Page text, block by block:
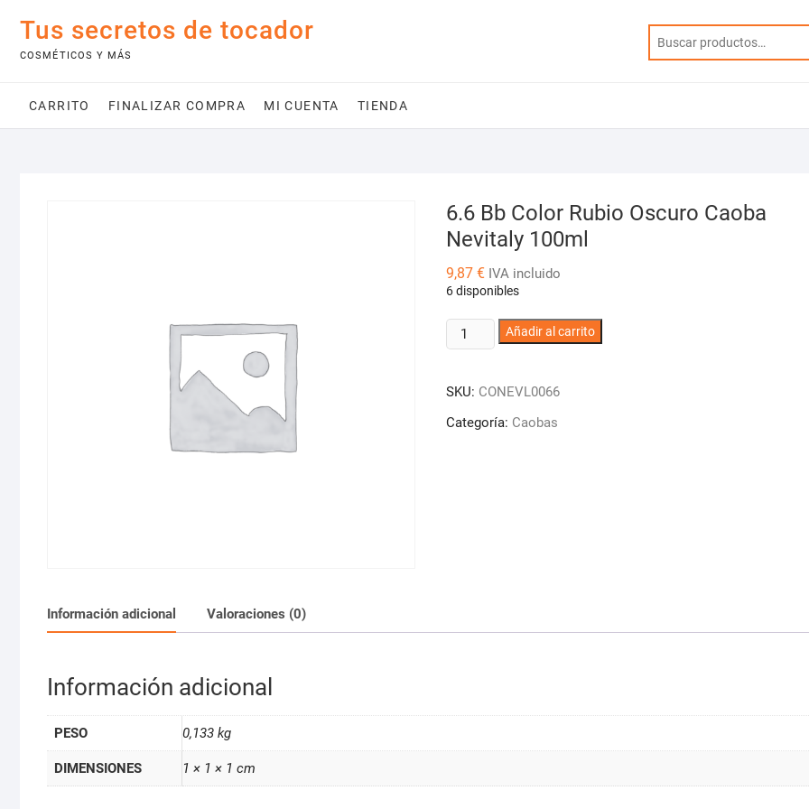
contenido
Tus secretos de tocador
COSMÉTICOS Y MÁS
CARRITO FINALIZAR COMPRA MI CUENTA TIENDA
6.6 Bb Color Rubio Oscuro Caoba
Nevitaly 100ml
9,87 € IVA incluido
6 disponibles
6.6
Bb
Rubio
Oscuro
Añadir al carrito
SKU: CONEVL0066
Categoría: Caobas
Información adicional Valoraciones (0)
Información adicional
PESO 0,133 kg
DIMENSIONES 1 × 1 × 1 cm